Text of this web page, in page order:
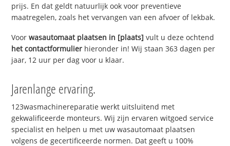
prijs. En dat geldt natuurlijk ook voor preventieve
maatregelen, zoals het vervangen van een afvoer of lekbak.
Voorwasautomaat plaatsen in [plaats] vult u deze ochtend
het contactformulier hieronder in! Wij staan 363 dagen per
jaar, 12 uur per dag voor u klaar.
Jarenlange ervaring.
123wasmachinereparatie werkt uitsluitend met
gekwalificeerde monteurs. Wij zijn ervaren witgoed service
specialist en helpen u met uw wasautomaat plaatsen
volgens de gecertificeerde normen. Dat geeft u 100%